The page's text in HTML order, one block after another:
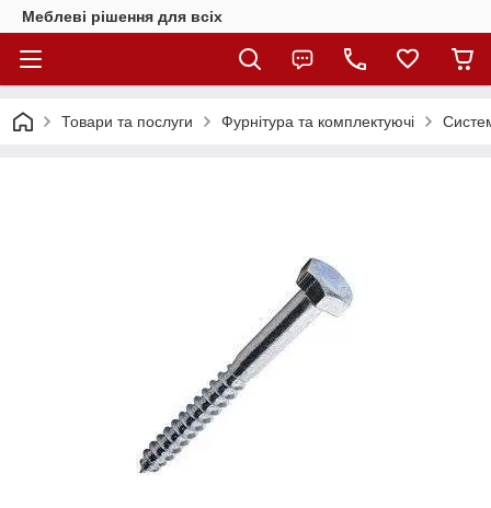
Меблеві рішення для всіх
Товари та послуги Фурнітура та комплектуючі